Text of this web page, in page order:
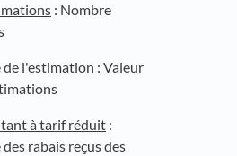
: Nombre
l'estimation : Valeur
à tarif réduit :
rabais reçus des